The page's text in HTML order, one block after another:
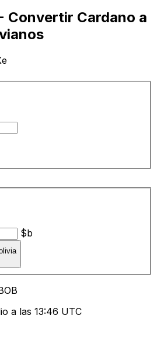
Convertir Cardano a
$b
a las 13:46 UTC